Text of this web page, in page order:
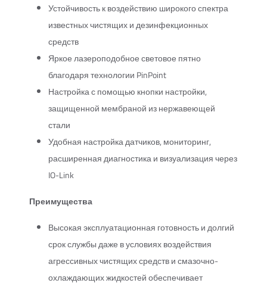
Устойчивость к воздействию широкого спектра
известных чистящих и дезинфекционных
средств
Яркое лазероподобное световое пятно
благодаря технологии PinPoint
Настройка с помощью кнопки настройки,
защищенной мембраной из нержавеющей
стали
Удобная настройка датчиков, мониторинг,
расширенная диагностика и визуализация через
IO-Link
Преимущества
Высокая эксплуатационная готовность и долгий
срок службы даже в условиях воздействия
агрессивных чистящих средств и смазочно-
охлаждающих жидкостей обеспечивает